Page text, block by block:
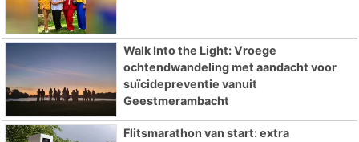
Walk Into the Light: Vroege
ochtendwandeling met aandacht voor
suïcidepreventie vanuit
Geestmerambacht
Flitsmarathon van start: extra